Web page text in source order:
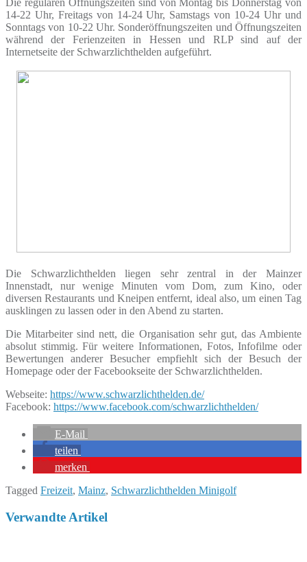
14-22 Uhr, Freitags von 14-24 Uhr, Samstags von 10-24 Uhr und
Sonntags von 10-22 Uhr. Sonderöffnungszeiten und Öffnungszeiten
während der Ferienzeiten in Hessen und RLP sind auf der
Internetseite der Schwarzlichthelden aufgeführt.
Die Schwarzlichthelden liegen sehr zentral in der Mainzer
Innenstadt, nur wenige Minuten vom Dom, zum Kino, oder
diversen Restaurants und Kneipen entfernt, ideal also, um einen Tag
ausklingen zu lassen oder in den Abend zu starten.
Die Mitarbeiter sind nett, die Organisation sehr gut, das Ambiente
absolut stimmig. Für weitere Informationen, Fotos, Infofilme oder
Bewertungen anderer Besucher empfiehlt sich der Besuch der
Homepage oder der Facebookseite der Schwarzlichthelden.
Webseite: https://www.schwarzlichthelden.de/
Facebook: https://www.facebook.com/schwarzlichthelden/
E-Mail
teilen
merken
Tagged Freizeit, Mainz, Schwarzlichthelden Minigolf
Verwandte Artikel